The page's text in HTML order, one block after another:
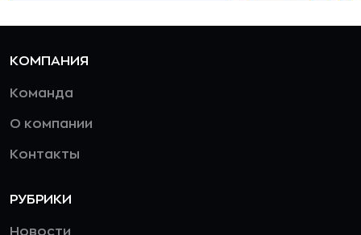
КОМПАНИЯ
Команда
О компании
Контакты
РУБРИКИ
Новости